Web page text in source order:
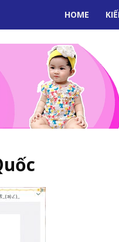
HOME